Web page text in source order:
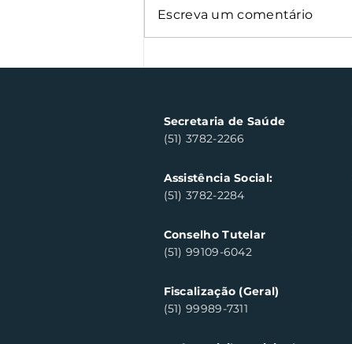
Clara do Sul
Escreva um comentário
Secretaria de Saúde
(51) 3782-2266
Assistência Social:
(51) 3782-2284
Conselho Tutelar
(51) 99109-6042
Fiscalização (Geral)
(51) 99989-7311